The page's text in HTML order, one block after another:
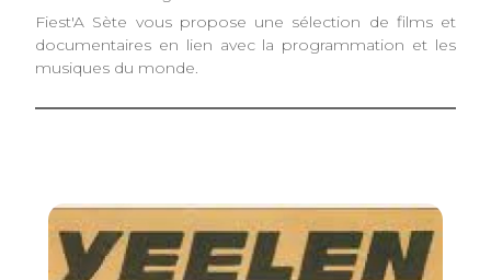
Fiest'A Sète vous propose une sélection de films et
documentaires en lien avec la programmation et les
musiques du monde.